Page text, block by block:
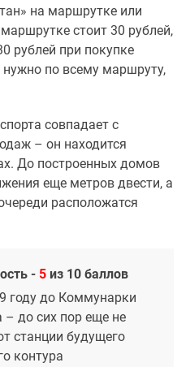
на маршрутке или
стоит 30 рублей,
рублей при покупке
нужно по всему маршруту,
совпадает с
– он находится
До построенных домов
еще метров двести, а
расположатся
- 5 из 10 баллов
году до Коммунарки
– до сих пор еще не
станции будущего
контура